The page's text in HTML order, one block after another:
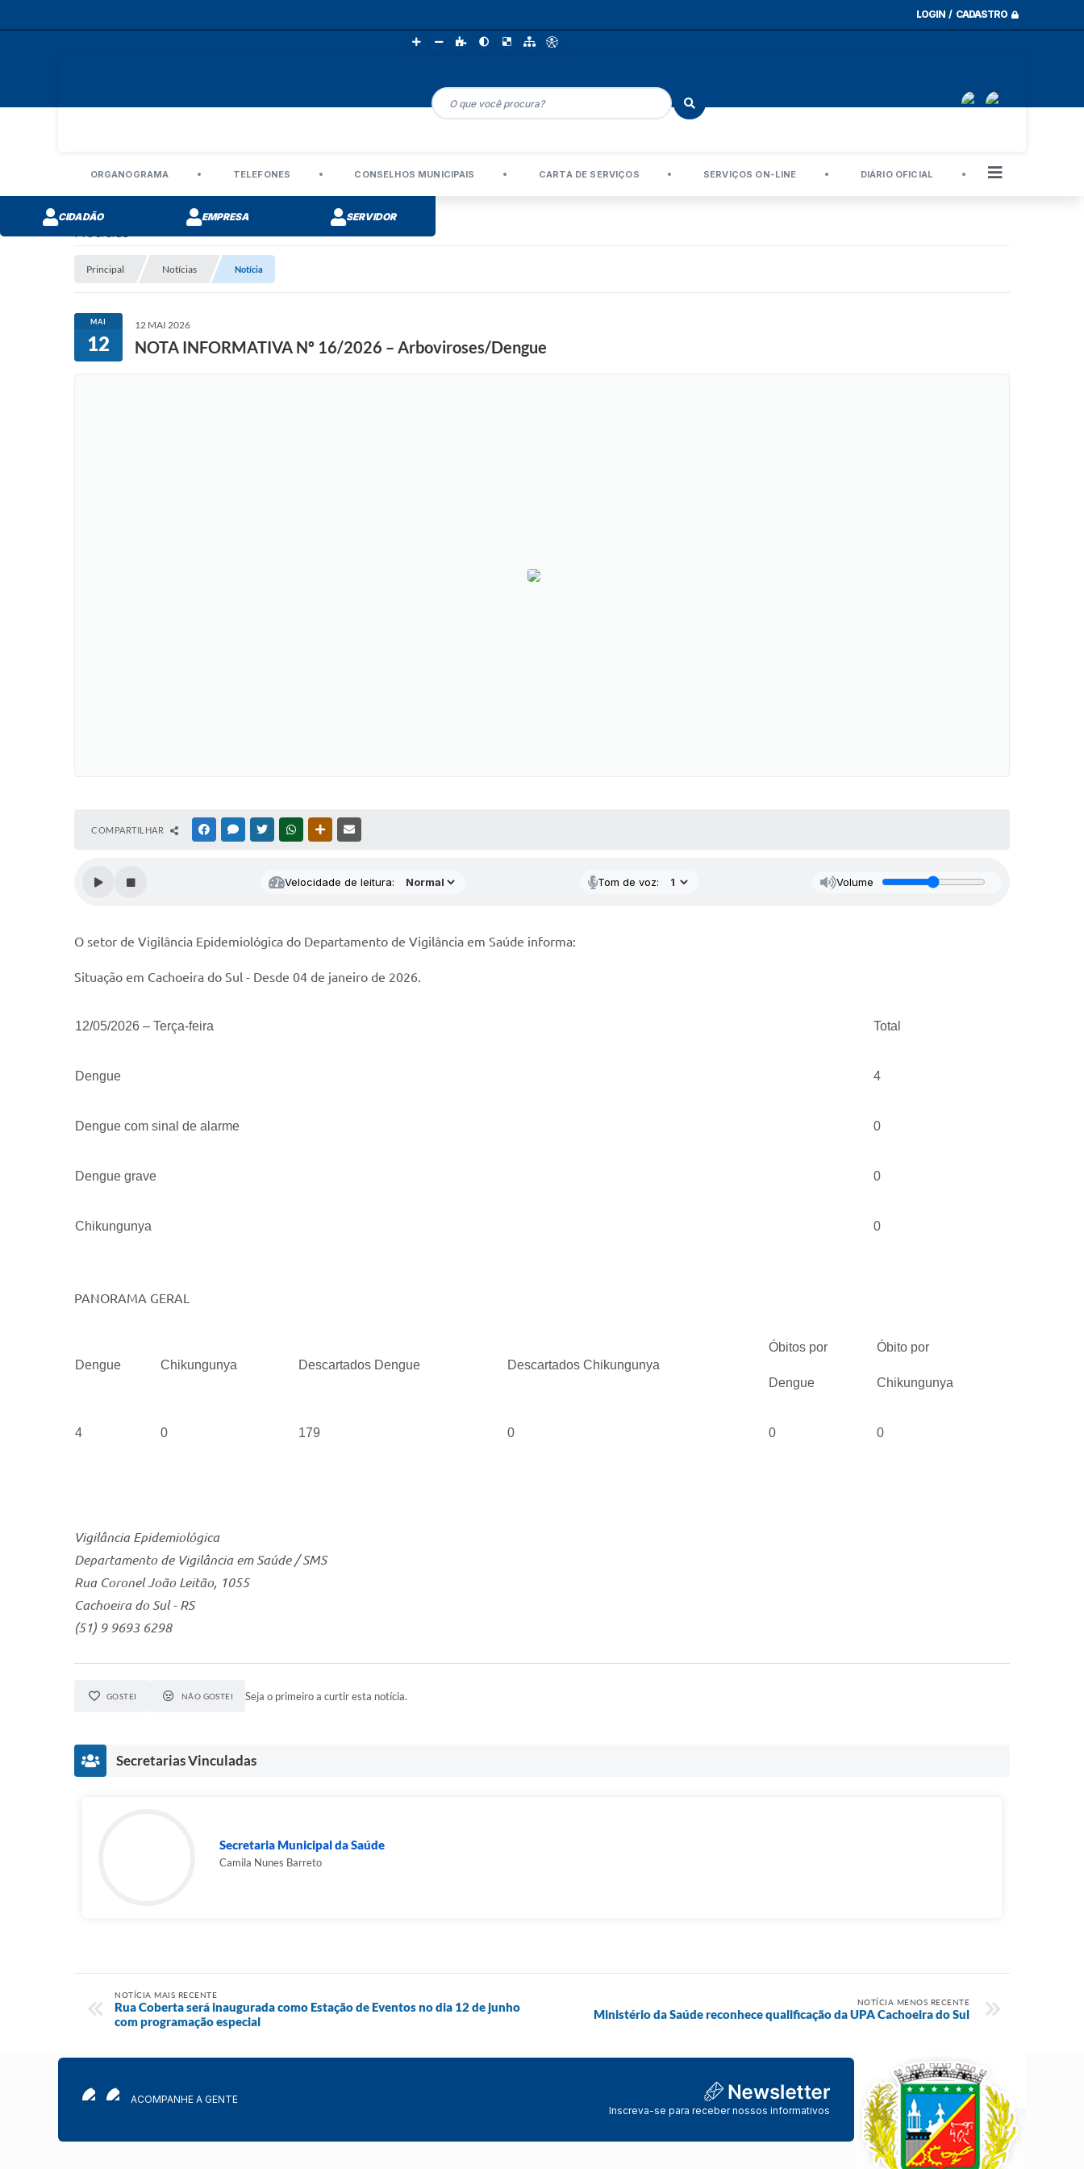
LOGIN / CADASTRO
ORGANOGRAMA TELEFONES CONSELHOS MUNICIPAIS CARTA DE SERVIÇOS SERVIÇOS ON-LINE DIÁRIO OFICIAL
CIDADÃO EMPRESA SERVIDOR
Principal Notícias Notícia
MAI
12
12 MAI 2026
NOTA INFORMATIVA Nº 16/2026 – Arboviroses/Dengue
COMPARTILHAR FACEBOOKMESSENGER
TWITTERWHATSAPPOUTRAS MÍDIAS
Velocidade de leitura: Tom de voz: Volume
O setor de Vigilância Epidemiológica do Departamento de Vigilância em Saúde informa:
Situação em Cachoeira do Sul - Desde 04 de janeiro de 2026.
12/05/2026 – Terça-feira Total
Dengue 4
Dengue com sinal de alarme 0
Dengue grave 0
Chikungunya 0
PANORAMA GERAL
Dengue Chikungunya Descartados Dengue Descartados Chikungunya
Óbitos por
Dengue
Óbito por
Chikungunya
4 0 179 0 0 0
Vigilância Epidemiológica
Departamento de Vigilância em Saúde / SMS
Rua Coronel João Leitão, 1055
Cachoeira do Sul - RS
(51) 9 9693 6298
GOSTEI NÃO GOSTEI Seja o primeiro a curtir esta notícia.
Secretarias Vinculadas
Secretaria Municipal da Saúde
Camila Nunes Barreto
NOTÍCIA MAIS RECENTE
Rua Coberta será inaugurada como Estação de Eventos no dia 12 de junho
com programação especial
NOTÍCIA MENOS RECENTE
Ministério da Saúde reconhece qualificação da UPA Cachoeira do Sul
ACOMPANHE A GENTE
Inscreva-se para receber nossos informativos